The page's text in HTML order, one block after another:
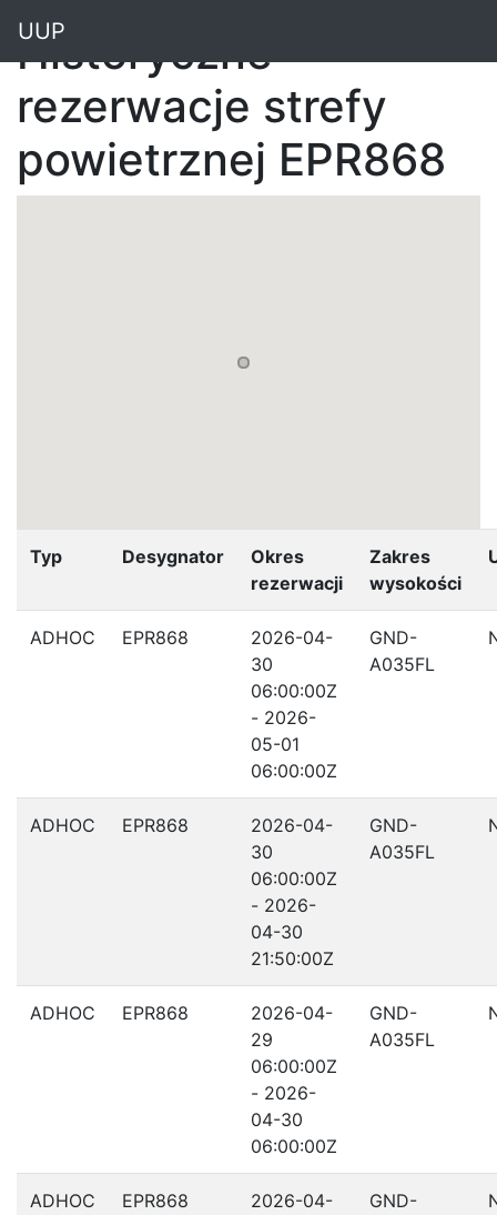
UUP
Historyczne
rezerwacje strefy
powietrznej EPR868
Typ Desygnator
Okres
rezerwacji
Zakres
wysokości
ADHOC EPR868
2026-04-
30
06:00:00Z
- 2026-
05-01
06:00:00Z
GND-
A035FL
ADHOC EPR868
2026-04-
30
06:00:00Z
- 2026-
04-30
21:50:00Z
GND-
A035FL
ADHOC EPR868
2026-04-
29
06:00:00Z
- 2026-
04-30
06:00:00Z
GND-
A035FL
ADHOC EPR868
2026-04-
GND-